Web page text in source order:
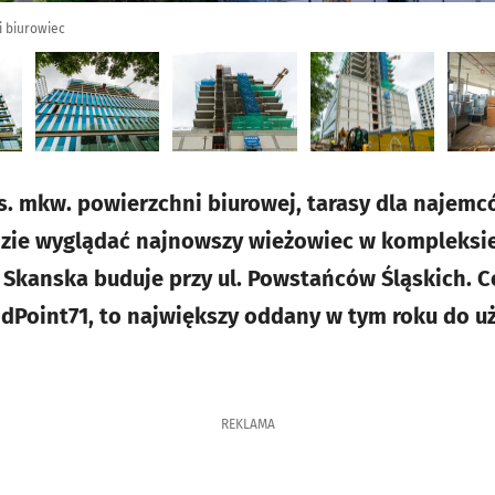
biurowiec
mkw. powierzchni biurowej, tarasy dla
wyglądać najnowszy wieżowiec w
buduje przy ul. Powstańców Śląskich.
to największy oddany w tym roku do
REKLAMA